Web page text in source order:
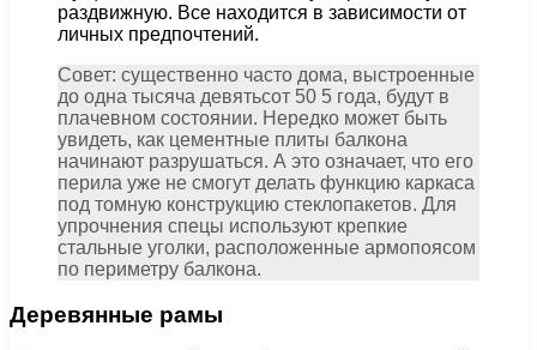
раздвижную. Все находится в зависимости от
личных предпочтений.
Совет: существенно часто дома, выстроенные
до одна тысяча девятьсот 50 5 года, будут в
плачевном состоянии. Нередко может быть
увидеть, как цементные плиты балкона
начинают разрушаться. А это означает, что его
перила уже не смогут делать функцию каркаса
под томную конструкцию стеклопакетов. Для
упрочнения спецы используют крепкие
стальные уголки, расположенные армопоясом
по периметру балкона.
Деревянные рамы